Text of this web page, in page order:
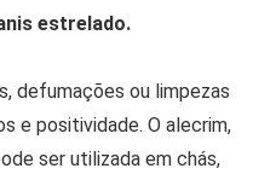
estrelado.
defumações ou limpezas
e positividade. O alecrim,
ser utilizada em chás,